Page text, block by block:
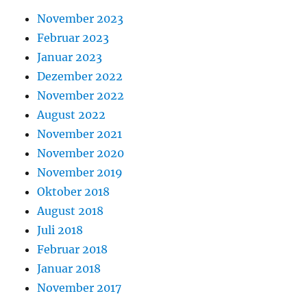
November 2023
Februar 2023
Januar 2023
Dezember 2022
November 2022
August 2022
November 2021
November 2020
November 2019
Oktober 2018
August 2018
Juli 2018
Februar 2018
Januar 2018
November 2017